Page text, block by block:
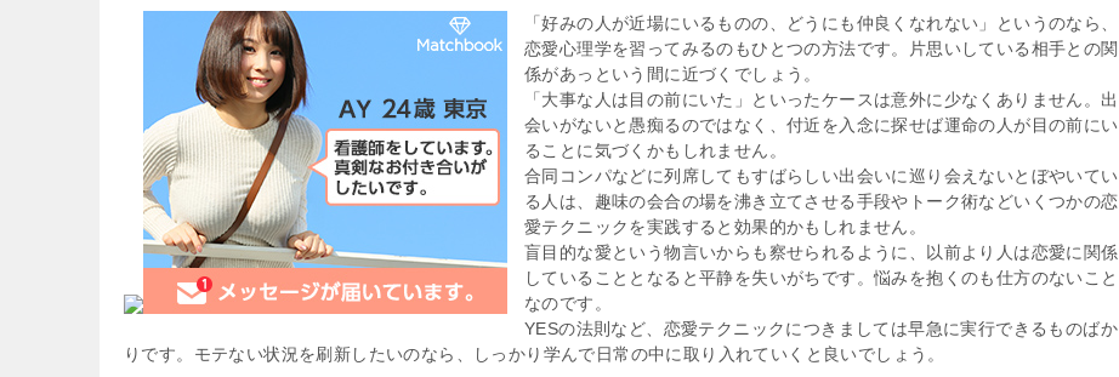
「好みの人が近場にいるものの、どうにも仲良くなれない」というのなら、
恋愛心理学を習ってみるのもひとつの方法です。片思いしている相手との関
係があっという間に近づくでしょう。
「大事な人は目の前にいた」といったケースは意外に少なくありません。出
会いがないと愚痴るのではなく、付近を入念に探せば運命の人が目の前にい
ることに気づくかもしれません。
合同コンパなどに列席してもすばらしい出会いに巡り会えないとぼやいてい
る人は、趣味の会合の場を沸き立てさせる手段やトーク術などいくつかの恋
愛テクニックを実践すると効果的かもしれません。
盲目的な愛という物言いからも察せられるように、以前より人は恋愛に関係
していることとなると平静を失いがちです。悩みを抱くのも仕方のないこと
なのです。
YESの法則など、恋愛テクニックにつきましては早急に実行できるものばか
りです。モテない状況を刷新したいのなら、しっかり学んで日常の中に取り入れていくと良いでしょう。